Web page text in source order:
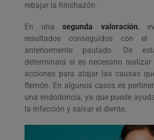
rebajar la hinchazón.
En unasegunda valoración,
resultados conseguidos con el
anteriormente pautado. De
determinará si es necesario
acciones para atajar las causas
flemón. En algunos casos es
una endodoncia, ya que puede
la infección y salvar el diente.